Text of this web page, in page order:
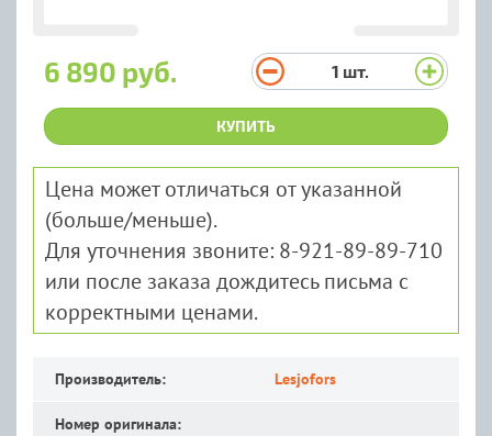
6 890 руб. 1 шт.
КУПИТЬ
Цена может отличаться от указанной
(больше/меньше).
Для уточнения звоните: 8-921-89-89-710
или после заказа дождитесь письма с
корректными ценами.
Производитель: Lesjofors
Номер оригинала: